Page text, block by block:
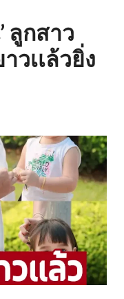
ลูกสาว
วเเล้วยิ่ง